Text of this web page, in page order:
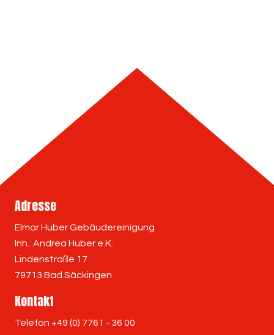
Adresse
Elmar Huber Gebäudereinigung
Inh.: Andrea Huber e.K.
Lindenstraße 17
79713 Bad Säckingen
Kontakt
Telefon +49 (0) 7761 - 36 00